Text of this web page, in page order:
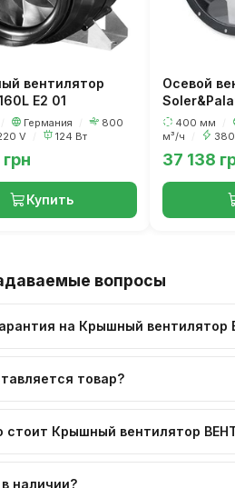
вентилятор
E2 01
Германия
800
V 124 Вт
Купить
Осевой
400 мм
м³/ч
37 138
вопросы
на Крышный
товар?
стоит Крышный вентилятор
наличии?